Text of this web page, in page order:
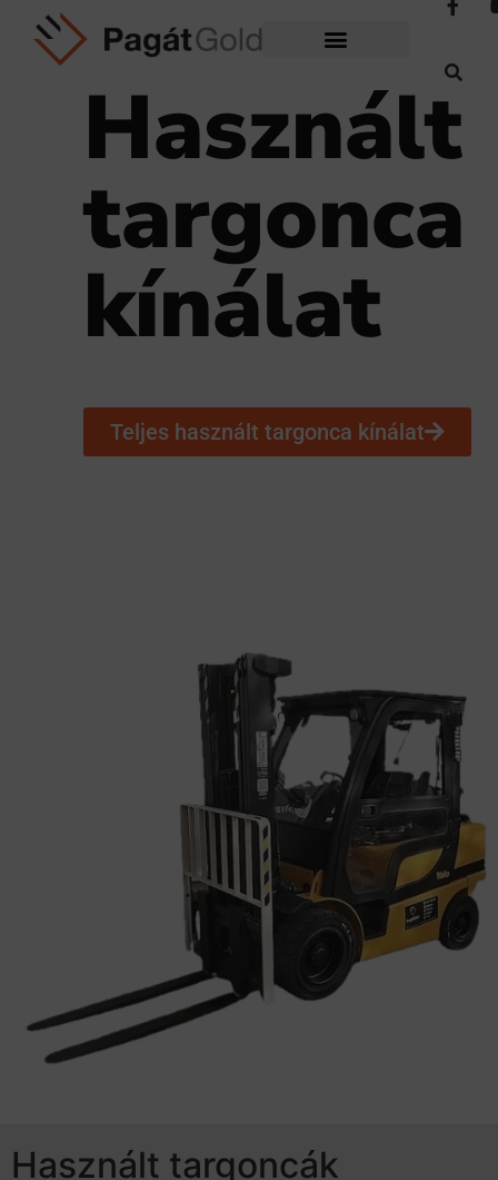
Használt
targonca
kínálat
Teljes használt targonca kínálat
Használt targoncák